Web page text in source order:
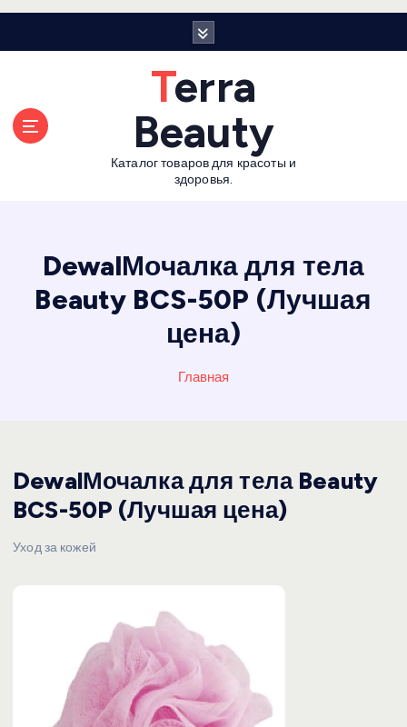
Terra
Beauty
Каталог товаров для красоты и
здоровья.
DewalМочалка для тела
Beauty BCS-50P (Лучшая
цена)
Главная
DewalМочалка для тела Beauty
BCS-50P (Лучшая цена)
Уход за кожей